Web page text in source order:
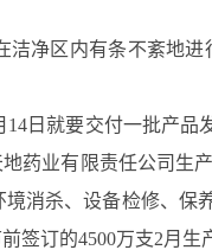
净区内有条不紊地进
日就要交付一批产品
药业有限责任公司生
消杀、设备检修、保
签订的4500万支2月生